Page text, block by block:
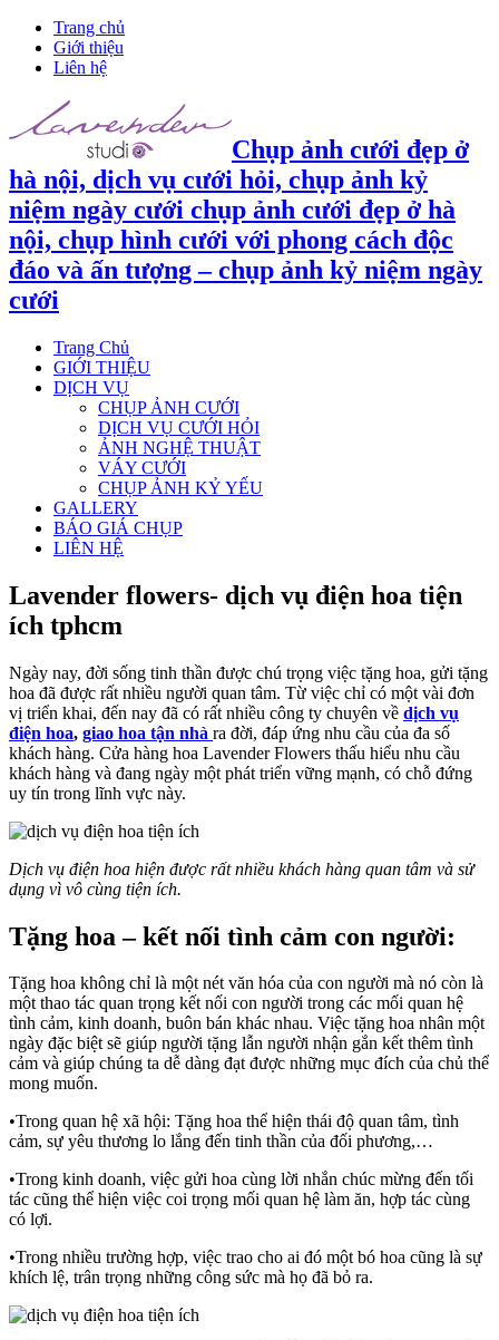
Trang chủ
Giới thiệu
Liên hệ
Chụp ảnh cưới đẹp ở
hà nội, dịch vụ cưới hỏi, chụp ảnh kỷ
niệm ngày cưới chụp ảnh cưới đẹp ở hà
nội, chụp hình cưới với phong cách độc
đáo và ấn tượng – chụp ảnh kỷ niệm ngày
cưới
Trang Chủ
GIỚI THIỆU
DỊCH VỤ
CHỤP ẢNH CƯỚI
DỊCH VỤ CƯỚI HỎI
ẢNH NGHỆ THUẬT
VÁY CƯỚI
CHỤP ẢNH KỶ YẾU
GALLERY
BÁO GIÁ CHỤP
LIÊN HỆ
Lavender flowers- dịch vụ điện hoa tiện
ích tphcm
Ngày nay, đời sống tinh thần được chú trọng việc tặng hoa, gửi tặng
hoa đã được rất nhiều người quan tâm. Từ việc chỉ có một vài đơn
vị triển khai, đến nay đã có rất nhiều công ty chuyên về dịch vụ
điện hoa, giao hoa tận nhà ra đời, đáp ứng nhu cầu của đa số
khách hàng. Cửa hàng hoa Lavender Flowers thấu hiểu nhu cầu
khách hàng và đang ngày một phát triển vững mạnh, có chỗ đứng
uy tín trong lĩnh vực này.
Dịch vụ điện hoa hiện được rất nhiều khách hàng quan tâm và sử
dụng vì vô cùng tiện ích.
Tặng hoa – kết nối tình cảm con người:
Tặng hoa không chỉ là một nét văn hóa của con người mà nó còn là
một thao tác quan trọng kết nối con người trong các mối quan hệ
tình cảm, kinh doanh, buôn bán khác nhau. Việc tặng hoa nhân một
ngày đặc biệt sẽ giúp người tặng lẫn người nhận gắn kết thêm tình
cảm và giúp chúng ta dễ dàng đạt được những mục đích của chủ thể
mong muốn.
•Trong quan hệ xã hội: Tặng hoa thể hiện thái độ quan tâm, tình
cảm, sự yêu thương lo lắng đến tinh thần của đối phương,…
•Trong kinh doanh, việc gửi hoa cùng lời nhắn chúc mừng đến tối
tác cũng thể hiện việc coi trọng mối quan hệ làm ăn, hợp tác cùng
có lợi.
•Trong nhiều trường hợp, việc trao cho ai đó một bó hoa cũng là sự
khích lệ, trân trọng những công sức mà họ đã bỏ ra.